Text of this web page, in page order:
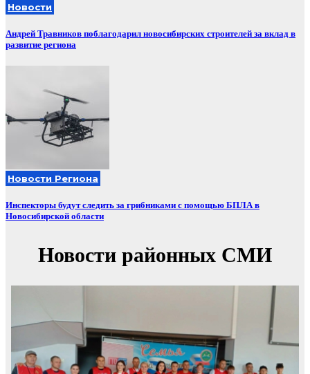
Новости
Андрей Травников поблагодарил новосибирских строителей за вклад в
развитие региона
Новости Региона
Инспекторы будут следить за грибниками с помощью БПЛА в
Новосибирской области